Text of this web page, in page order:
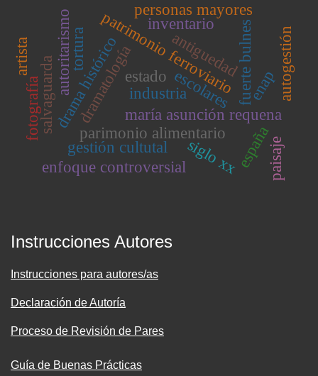
escolares
parimonio alimentario
patrimonio ferroviario
dramatología
drama histórico maría asunción requena
fuerte bulnes
personas mayores
salvaguarda
antiguedad
inventario
estado
autoritarismo
fotografía
gestión cultutal siglo xx españapaisaje
enfoque controversial
enapautogestión
tortura
industria
artista
Instrucciones Autores
Instrucciones para autores/as
Declaración de Autoría
Proceso de Revisión de Pares
Guía de Buenas Prácticas